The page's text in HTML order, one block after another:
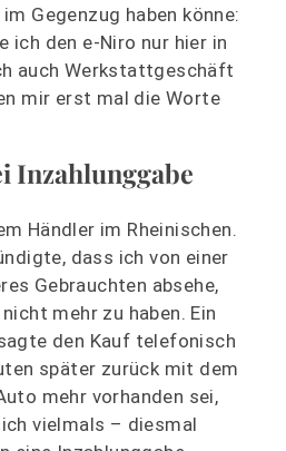
Gegenzug haben könne:
ich den e-Niro nur hier in
auch Werkstattgeschäft
mir erst mal die Worte
Inzahlunggabe
Händler im Rheinischen.
dass ich von einer
Gebrauchten absehe,
mehr zu haben. Ein
den Kauf telefonisch
später zurück mit dem
mehr vorhanden sei,
vielmals – diesmal